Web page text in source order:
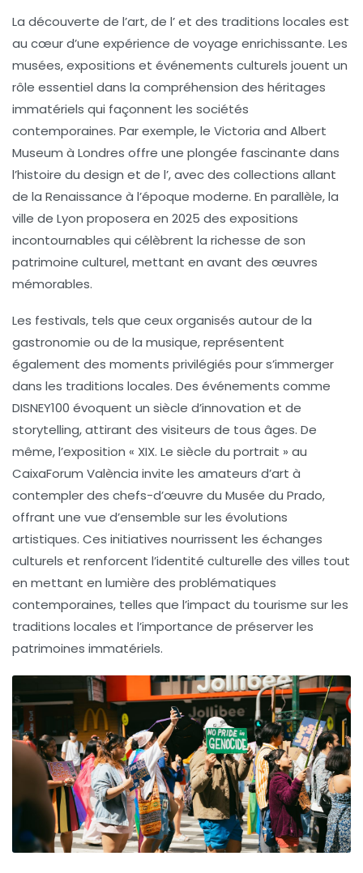
La découverte de l’art, de l’et des traditions locales est
au cœur d’une expérience de voyage enrichissante. Les
musées, expositions et événements culturels jouent un
rôle essentiel dans la compréhension des héritages
immatériels qui façonnent les sociétés
contemporaines. Par exemple, le Victoria and Albert
Museum à Londres offre une plongée fascinante dans
l’histoire du design et de l’, avec des collections allant
de la Renaissance à l’époque moderne. En parallèle, la
ville de Lyon proposera en 2025 des expositions
incontournables qui célèbrent la richesse de son
patrimoine culturel, mettant en avant des œuvres
mémorables.
Les festivals, tels que ceux organisés autour de la
gastronomie ou de la musique, représentent
également des moments privilégiés pour s’immerger
dans les traditions locales. Des événements comme
DISNEY100 évoquent un siècle d’innovation et de
storytelling, attirant des visiteurs de tous âges. De
même, l’exposition « XIX. Le siècle du portrait » au
CaixaForum València invite les amateurs d’art à
contempler des chefs-d’œuvre du Musée du Prado,
offrant une vue d’ensemble sur les évolutions
artistiques. Ces initiatives nourrissent les échanges
culturels et renforcent l’identité culturelle des villes tout
en mettant en lumière des problématiques
contemporaines, telles que l’impact du tourisme sur les
traditions locales et l’importance de préserver les
patrimoines immatériels.